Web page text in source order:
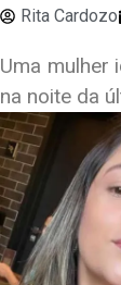
Rita Cardozo
Uma mulher
na noite da